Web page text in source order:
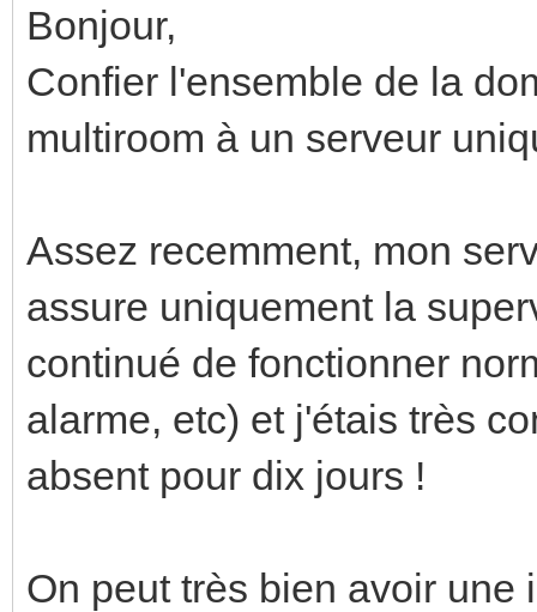
Bonjour,
Confier l'ensemble de la
multiroom à un serveur
Assez recemment, mon
assure uniquement la
continué de fonctionner
alarme, etc) et j'étais très
absent pour dix jours !
On peut très bien avoir une